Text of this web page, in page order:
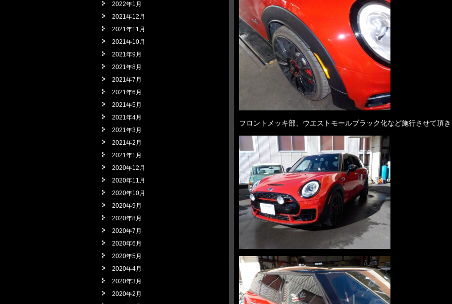
フロントメッキ部、ウエストモールブラック化など施行させて頂
2022年1月
2021年12月
2021年11月
2021年10月
2021年9月
2021年8月
2021年7月
2021年6月
2021年5月
2021年4月
2021年3月
2021年2月
2021年1月
2020年12月
2020年11月
2020年10月
2020年9月
2020年8月
2020年7月
2020年6月
2020年5月
2020年4月
2020年3月
2020年2月